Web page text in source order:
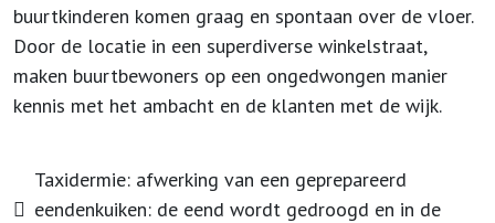
buurtkinderen komen graag en spontaan over de vloer.
Door de locatie in een superdiverse winkelstraat,
maken buurtbewoners op een ongedwongen manier
kennis met het ambacht en de klanten met de wijk.
Taxidermie: afwerking van een geprepareerd
eendenkuiken: de eend wordt gedroogd en in de